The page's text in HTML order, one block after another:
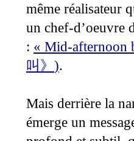
même réalisateur
un chef-d’oeuvre
: « Mid-afternoon
叫 》 ).
Mais derrière la
émerge un